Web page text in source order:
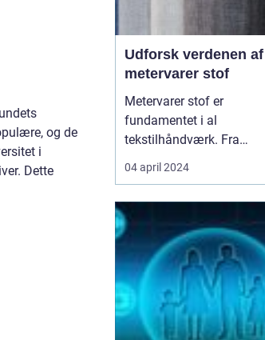
og de
i
Dette
Udforsk verdenen af
metervarer stof
Metervarer stof er
fundamentet i al
tekstilhåndværk. Fra
skabelsen af tøj og
gardiner til design af
hjemmeindretninger, er
materialet, som man
arbejder med, essentielt
for det endelige produkts
udseende og kvalitet. At
vælge det rigtige stof e...
04 april 2024